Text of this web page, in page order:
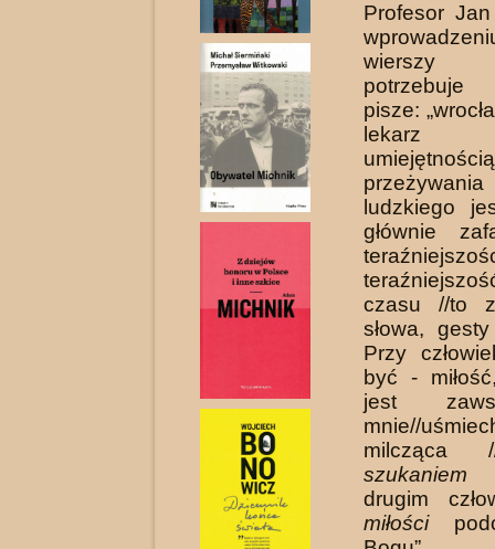
Profesor
wierszy
potrzebuje
pisze:
lekarz
umiejętnością
ludzkiego
głównie
czasu //to
słowa,
Przy
być -
jest
mnie//
milczą­ca
szukaniem
drugim
miłości